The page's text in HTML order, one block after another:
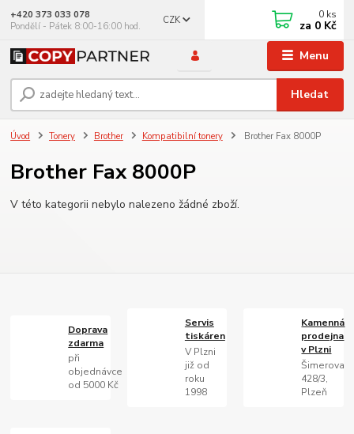
Menu
CZK
Hledat
+420 373 033 078
Pondělí - Pátek 8:00-16:00 hod.
0 ks
za 0 Kč
Úvod Tonery Brother Kompatibilní tonery Brother Fax 8000P
Brother Fax 8000P
V této kategorii nebylo nalezeno žádné zboží.
Doprava
zdarma
při
objednávce
od 5000 Kč
Servis
tiskáren
V Plzni
již od
roku
1998
Kamenná
prodejna
v Plzni
Šimerova
428/3,
Plzeň